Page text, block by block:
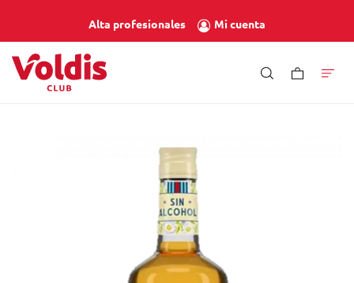
Alta profesionales Mi cuenta